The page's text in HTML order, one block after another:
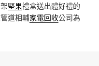
堅果禮盒送出體好禮的
道相輔家電回收公司為